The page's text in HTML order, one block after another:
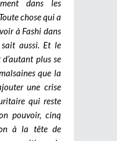
dans les
chose qui a
à Fashi dans
sait aussi. Et le
plus se
que la
une crise
qui reste
pouvoir, cinq
à la tête de